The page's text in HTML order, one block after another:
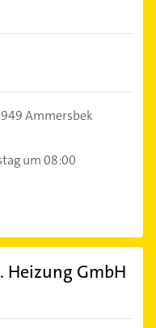
Ammersbek
um 08:00
Heizung GmbH